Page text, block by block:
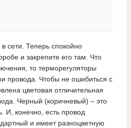
сети. Теперь спокойно
и закрепите его там. Что
то терморегуляторы
провода. Чтобы не ошибиться с
цветовая отличительная
Черный (коричневый) – это
И, конечно, есть провод
и имеет разноцветную